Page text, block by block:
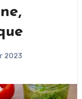
2023